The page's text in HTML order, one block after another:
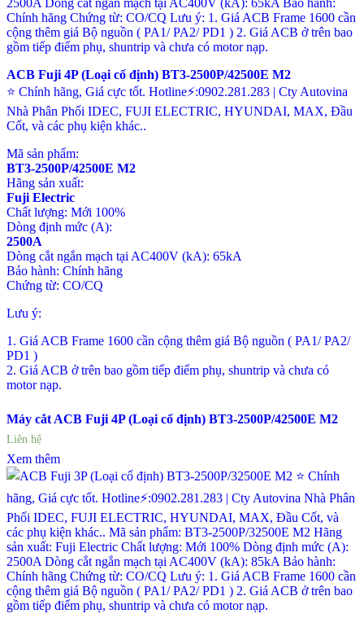
ACB Fuji 4P (Loại cố định) BT3-2500P/42500E M2
⭐ Chính hãng, Giá cực tốt. Hotline⚡:0902.281.283 | Cty Autovina
Nhà Phân Phối IDEC, FUJI ELECTRIC, HYUNDAI, MAX, Đầu
Cốt, và các phụ kiện khác..
Mã sản phẩm:
BT3-2500P/42500E M2
Hãng sản xuất:
Fuji Electric
Chất lượng: Mới 100%
Dòng định mức (A):
2500A
Dòng cắt ngắn mạch tại AC400V (kA): 65kA
Bảo hành: Chính hãng
Chứng từ: CO/CQ
Lưu ý:
1. Giá ACB Frame 1600 cần cộng thêm giá Bộ nguồn ( PA1/ PA2/
PD1 )
2. Giá ACB ở trên bao gồm tiếp điểm phụ, shuntrip và chưa có
motor nạp.
Máy cắt ACB Fuji 4P (Loại cố định) BT3-2500P/42500E M2
Liên hệ
Xem thêm